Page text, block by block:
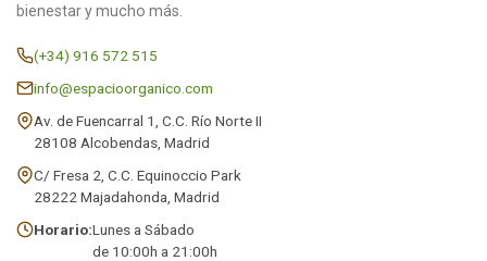
bienestar y mucho más.
(+34) 916 572 515
info@espacioorganico.com
Av. de Fuencarral 1, C.C. Río Norte II
28108 Alcobendas, Madrid
C/ Fresa 2, C.C. Equinoccio Park
28222 Majadahonda, Madrid
Horario:Lunes a Sábado
de 10:00h a 21:00h